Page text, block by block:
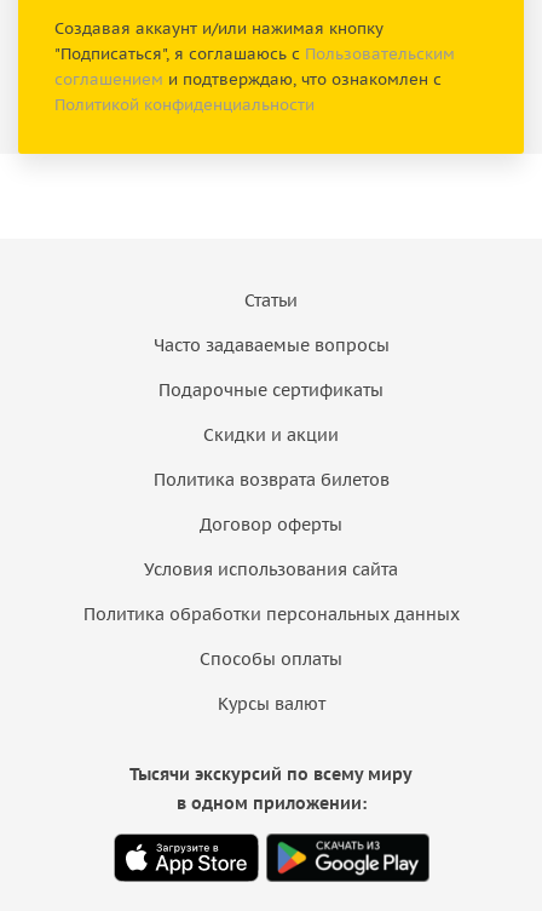
Создавая аккаунт и/или нажимая кнопку
"Подписаться", я соглашаюсь с Пользовательским
соглашением и подтверждаю, что ознакомлен с
Политикой конфиденциальности
Статьи
Часто задаваемые вопросы
Подарочные сертификаты
Скидки и акции
Политика возврата билетов
Договор оферты
Условия использования сайта
Политика обработки персональных данных
Способы оплаты
Курсы валют
Тысячи экскурсий по всему миру
в одном приложении: